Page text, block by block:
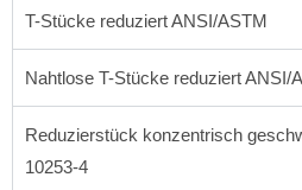
T-Stücke reduziert ANSI/ASTM
Nahtlose T-Stücke reduziert ANSI/
Reduzierstück konzentrisch
10253-4